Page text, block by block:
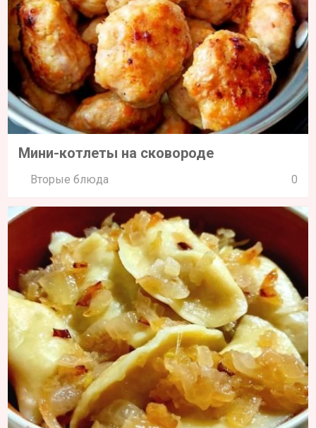
Мини-котлеты на сковороде
Вторые блюда 0